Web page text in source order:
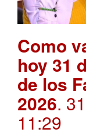
Como
hoy 31
de los
2026.
11:29